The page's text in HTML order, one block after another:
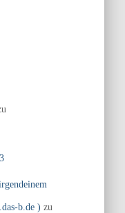
b.de ) zu